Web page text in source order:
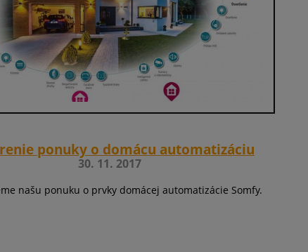
ponuky o domácu automatizáciu
30. 11. 2017
našu ponuku o prvky domácej automatizácie Somfy.